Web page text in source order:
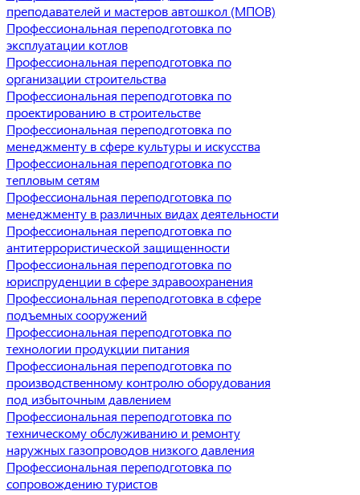
преподавателей и мастеров автошкол (МПОВ)
Профессиональная переподготовка по
эксплуатации котлов
Профессиональная переподготовка по
организации строительства
Профессиональная переподготовка по
проектированию в строительстве
Профессиональная переподготовка по
менеджменту в сфере культуры и искусства
Профессиональная переподготовка по
тепловым сетям
Профессиональная переподготовка по
менеджменту в различных видах деятельности
Профессиональная переподготовка по
антитеррористической защищенности
Профессиональная переподготовка по
юриспруденции в сфере здравоохранения
Профессиональная переподготовка в сфере
подъемных сооружений
Профессиональная переподготовка по
технологии продукции питания
Профессиональная переподготовка по
производственному контролю оборудования
под избыточным давлением
Профессиональная переподготовка по
техническому обслуживанию и ремонту
наружных газопроводов низкого давления
Профессиональная переподготовка по
сопровождению туристов